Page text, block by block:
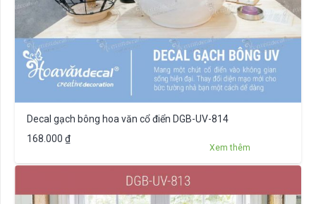
Decal gạch bông hoa văn cổ điển DGB-UV-814
168.000 ₫
Xem thêm